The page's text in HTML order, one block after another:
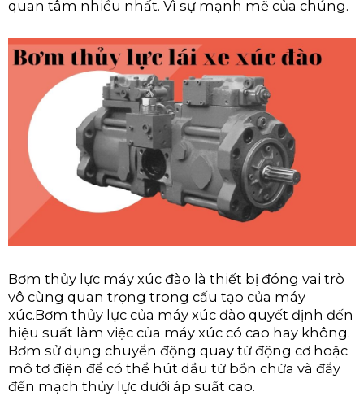
quan tâm nhiều nhất. Vì sự mạnh mẽ của chúng.
Bơm thủy lực máy xúc đào là thiết bị đóng vai trò
vô cùng quan trọng trong cấu tạo của máy
xúc.Bơm thủy lực của máy xúc đào quyết định đến
hiệu suất làm việc của máy xúc có cao hay không.
Bơm sử dụng chuyển động quay từ động cơ hoặc
mô tơ điện để có thể hút dầu từ bồn chứa và đẩy
đến mạch thủy lực dưới áp suất cao.